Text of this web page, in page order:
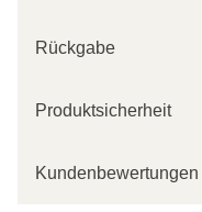
Rückgabe
Produktsicherheit
Kundenbewertungen